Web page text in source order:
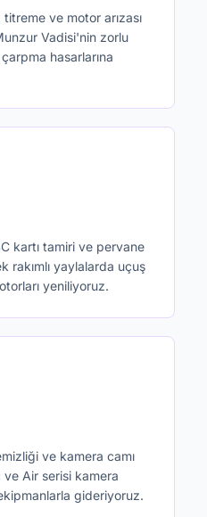
titreme ve motor arızası
Vadisi'nin zorlu
hasarlarına
kartı tamiri ve pervane
rakımlı yaylalarda uçuş
yeniliyoruz.
ve kamera camı
ve Air serisi kamera
gideriyoruz.